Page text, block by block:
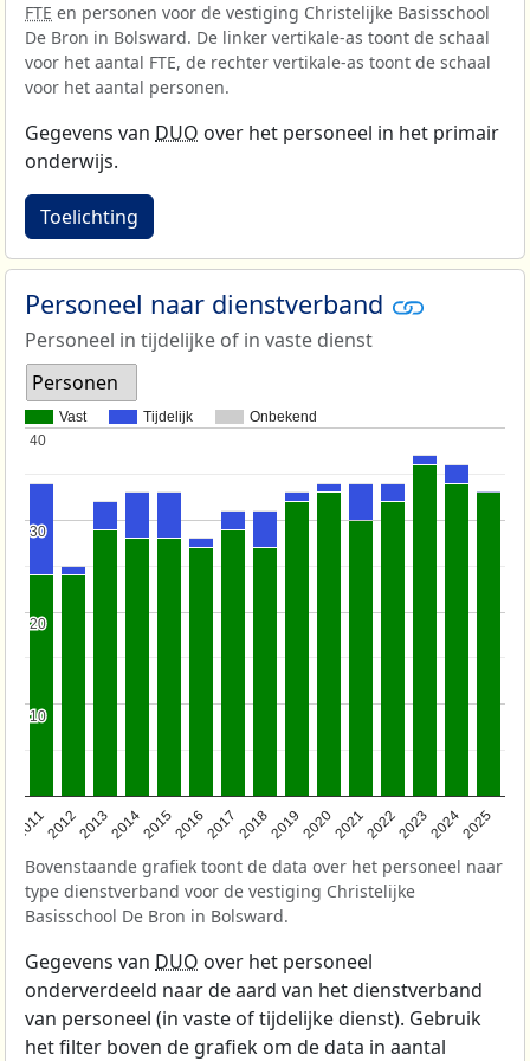
FTE en personen voor de vestiging Christelijke Basisschool
De Bron in Bolsward. De linker vertikale-as toont de schaal
voor het aantal FTE, de rechter vertikale-as toont de schaal
voor het aantal personen.
Gegevens van DUO over het personeel in het primair
onderwijs.
Toelichting
Personeel naar dienstverband
Personeel in tijdelijke of in vaste dienst
Personen
Vast Tijdelijk Onbekend
201120122013201420152016201720182019202020212022202320242025
10
10
20
20
30
30
40
40
Bovenstaande grafiek toont de data over het personeel naar
type dienstverband voor de vestiging Christelijke
Basisschool De Bron in Bolsward.
Gegevens van DUO over het personeel
onderverdeeld naar de aard van het dienstverband
van personeel (in vaste of tijdelijke dienst). Gebruik
het filter boven de grafiek om de data in aantal